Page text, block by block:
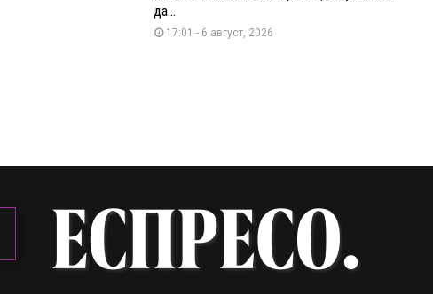
да...
17:01 - 6 август, 2026